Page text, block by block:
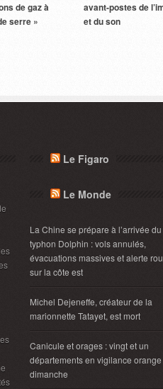
de gaz à
serre »
avant-postes de
et du son
Le Figaro
Le Monde
La Chine se prépare à l’arrivée du
typhon Dolphin : vols annulés,
évacuations massives et alerte
sur la côte est
Michel Dejeneffe, créateur de la
marionnette Tatayet, est mort
Canicule et orages : vingt et un
départements en vigilance orange
dimanche